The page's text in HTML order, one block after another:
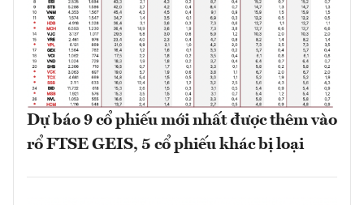
Dự báo 9 cổ phiếu mới nhất được thêm vào
rổ FTSE GEIS, 5 cổ phiếu khác bị loại